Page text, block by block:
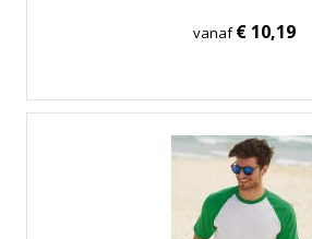
vanaf€ 10,19